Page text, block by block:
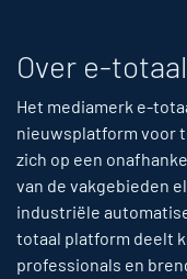
Over e-totaal
Het mediamerk e-
nieuwsplatform voor
zich op een
van de vakgebieden
industriële
totaal platform deelt
professionals en